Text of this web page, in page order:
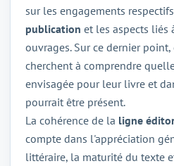
sur les engagements
publication et les aspects liés
ouvrages. Sur ce dernier
cherchent à comprendre
envisagée pour leur livre et
pourrait être présent.
La cohérence de la ligne
compte dans l'appréciation
littéraire, la maturité du texte